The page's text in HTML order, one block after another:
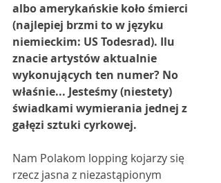
albo amerykańskie koło śmierci
(najlepiej brzmi to w języku
niemieckim: US Todesrad). Ilu
znacie artystów aktualnie
wykonujących ten numer? No
właśnie... Jesteśmy (niestety)
świadkami wymierania jednej z
gałęzi sztuki cyrkowej.
Nam Polakom lopping kojarzy się
rzecz jasna z niezastąpionym